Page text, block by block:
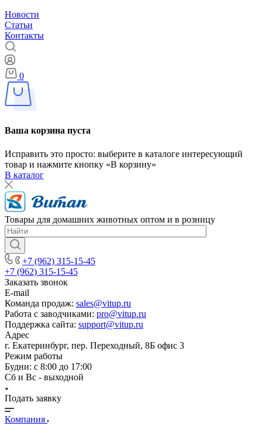
Новости
Статьи
Контакты
0
Ваша корзина пуста
Исправить это просто: выберите в каталоге интересующий
товар и нажмите кнопку «В корзину»
В каталог
Товары для домашних животных оптом и в розницу
+7 (962) 315-15-45
+7 (962) 315-15-45
Заказать звонок
E-mail
Команда продаж: sales@vitup.ru
Работа с заводчиками: pro@vitup.ru
Поддержка сайта: support@vitup.ru
Адрес
г. Екатеринбург, пер. Переходный, 8Б офис 3
Режим работы
Будни: с 8:00 до 17:00
Сб и Вс - выходной
Подать заявку
Компания